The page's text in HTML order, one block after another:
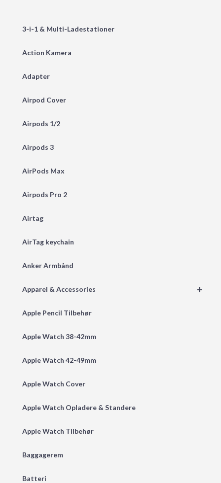
3-i-1 & Multi-Ladestationer
Action Kamera
Adapter
Airpod Cover
Airpods 1/2
Airpods 3
AirPods Max
Airpods Pro 2
Airtag
AirTag keychain
Anker Armbånd
+
Apparel & Accessories
Apple Pencil Tilbehør
Apple Watch 38-42mm
Apple Watch 42-49mm
Apple Watch Cover
Apple Watch Opladere & Standere
Apple Watch Tilbehør
Baggagerem
Batteri